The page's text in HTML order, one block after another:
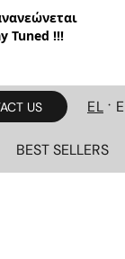
Tuned !!!
US EL
BEST SELLERS